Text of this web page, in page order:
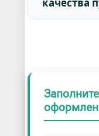
качества